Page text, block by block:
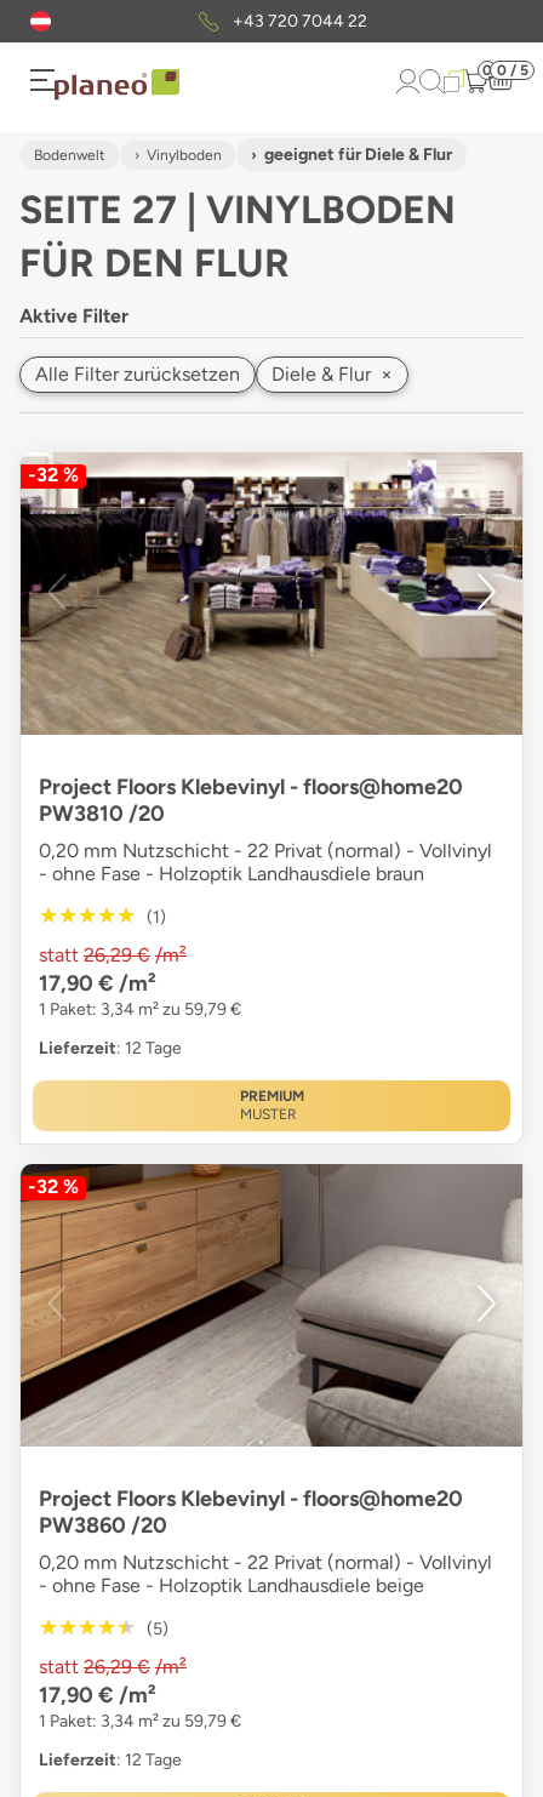
KostenloserMusterversand
0 0 / 5
Bodenwelt Vinylboden geeignet für Diele & Flur
SEITE 27 | VINYLBODEN
FÜR DEN FLUR
Aktive Filter
Alle Filter zurücksetzen Diele & Flur ×
-32 %
Project Floors Klebevinyl - floors@home20
PW3810 /20
0,20 mm Nutzschicht - 22 Privat (normal) - Vollvinyl
- ohne Fase - Holzoptik Landhausdiele braun
★★★★★
★★★★★ (1)
statt 26,29 € /m²
17,90 € /m²
1 Paket: 3,34 m² zu 59,79 €
Lieferzeit: 12 Tage
PREMIUM
MUSTER
-32 %
Project Floors Klebevinyl - floors@home20
PW3860 /20
0,20 mm Nutzschicht - 22 Privat (normal) - Vollvinyl
- ohne Fase - Holzoptik Landhausdiele beige
★★★★★
★★★★★ (5)
statt 26,29 € /m²
17,90 € /m²
1 Paket: 3,34 m² zu 59,79 €
Lieferzeit: 12 Tage